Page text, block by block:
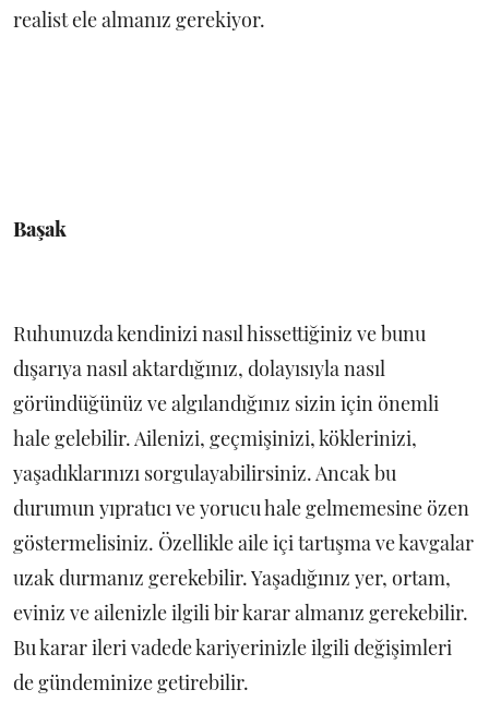
realist ele almanız gerekiyor.
Başak
Ruhunuzda kendinizi nasıl hissettiğiniz ve bunu
dışarıya nasıl aktardığınız, dolayısıyla nasıl
göründüğünüz ve algılandığınız sizin için önemli
hale gelebilir. Ailenizi, geçmişinizi, köklerinizi,
yaşadıklarınızı sorgulayabilirsiniz. Ancak bu
durumun yıpratıcı ve yorucu hale gelmemesine özen
göstermelisiniz. Özellikle aile içi tartışma ve kavgalar
uzak durmanız gerekebilir. Yaşadığınız yer, ortam,
eviniz ve ailenizle ilgili bir karar almanız gerekebilir.
Bu karar ileri vadede kariyerinizle ilgili değişimleri
de gündeminize getirebilir.